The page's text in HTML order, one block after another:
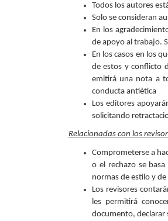
Todos los autores
Solo se consideran
En los
de apoyo al trabajo.
En los casos en los
de estos y conflicto
emitirá una nota a
conducta antiética
Los editores
solicitando
Relacionadas con los
Comprometerse a
o el rechazo se
normas de estilo y
Los revisores
les permitirá
documento, declarar